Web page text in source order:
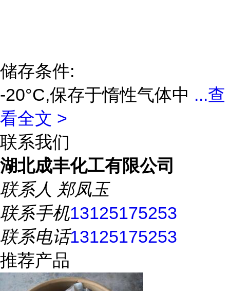
储存条件:
-20°C,保存于惰性气体中 ...查
看全文 >
联系我们
湖北成丰化工有限公司
联系人 郑凤玉
联系手机13125175253
联系电话13125175253
推荐产品